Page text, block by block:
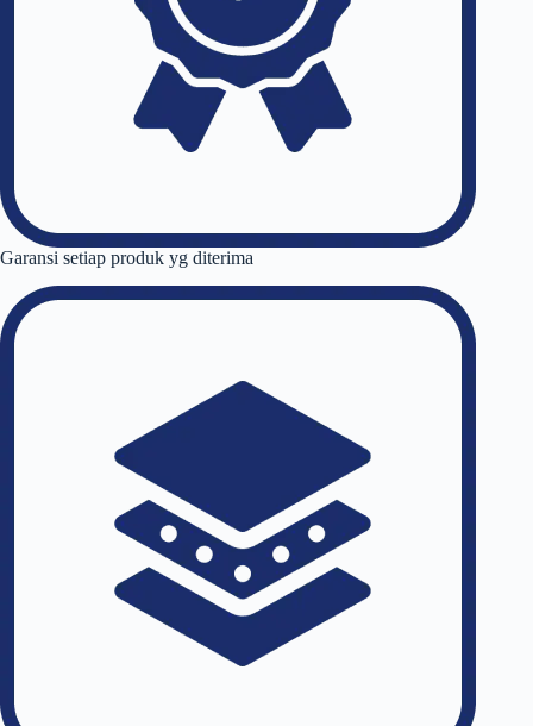
Garansi setiap produk yg diterima